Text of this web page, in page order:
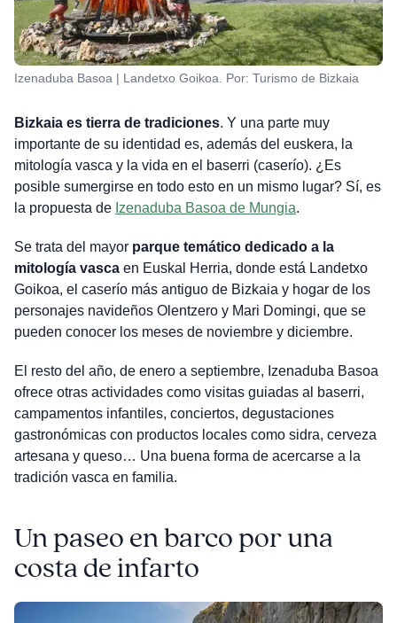
Izenaduba Basoa | Landetxo Goikoa. Por: Turismo de Bizkaia
Bizkaia es tierra de tradiciones. Y una parte muy
importante de su identidad es, además del euskera, la
mitología vasca y la vida en el baserri (caserío). ¿Es
posible sumergirse en todo esto en un mismo lugar? Sí, es
la propuesta de Izenaduba Basoa de Mungia.
Se trata del mayorparque temático dedicado a la
mitología vascaen Euskal Herria, donde está Landetxo
Goikoa, el caserío más antiguo de Bizkaia y hogar de los
personajes navideños Olentzero y Mari Domingi, que se
pueden conocer los meses de noviembre y diciembre.
El resto del año, de enero a septiembre, Izenaduba Basoa
ofrece otras actividades como visitas guiadas al baserri,
campamentos infantiles, conciertos, degustaciones
gastronómicas con productos locales como sidra, cerveza
artesana y queso… Una buena forma de acercarse a la
tradición vasca en familia.
Un paseo en barco por una
costa de infarto